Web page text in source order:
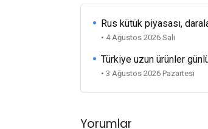
Rus kütük piyasası,
• 4 Ağustos 2026 Salı
Türkiye uzun ürünler
• 3 Ağustos 2026 Pazartesi
Yorumlar